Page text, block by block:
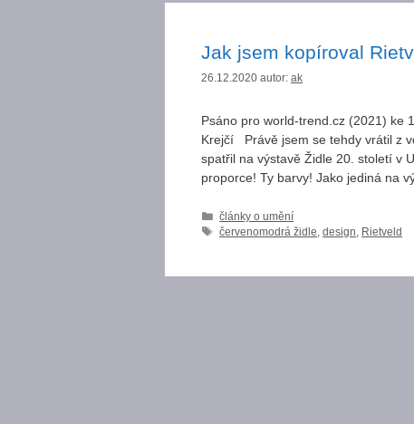
Jak jsem kopíroval
26.12.2020 autor: ak
Psáno pro world-trend.cz (2021) ke
Krejčí Právě jsem se tehdy vrátil z
spatřil na výstavě Židle 20. století v
proporce! Ty barvy! Jako jediná na
Rubriky
články o umění
Štítky
červenomodrá židle ,design Rietveld